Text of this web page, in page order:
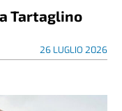
Tartaglino
26 LUGLIO 2026